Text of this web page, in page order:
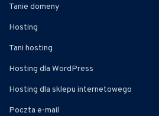
Tanie domeny
Hosting
Tani hosting
Hosting dla WordPress
Hosting dla sklepu internetowego
Poczta e-mail